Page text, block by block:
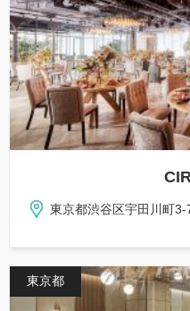
東京都渋谷区宇田川町
東京都